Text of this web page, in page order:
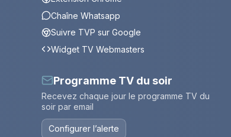
Chaîne Whatsapp
Suivre TVP sur Google
Widget TV Webmasters
Programme TV du soir
Recevez chaque jour le programme TV du
soir par email
Configurer l’alerte